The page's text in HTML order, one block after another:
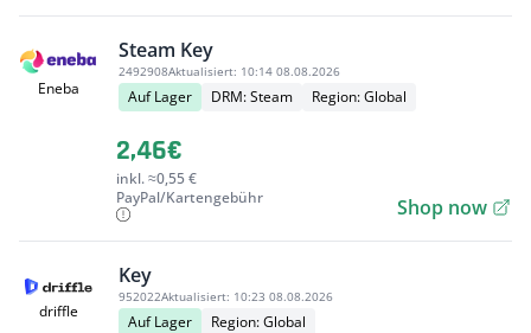
Eneba
Steam Key
2492908Aktualisiert: 10:14 08.08.2026
Auf Lager DRM: Steam Region: Global
2,46€
inkl. ≈0,55 €
PayPal/Kartengebühr
Shop now
driffle
Key
952022Aktualisiert: 10:23 08.08.2026
Auf Lager Region: Global